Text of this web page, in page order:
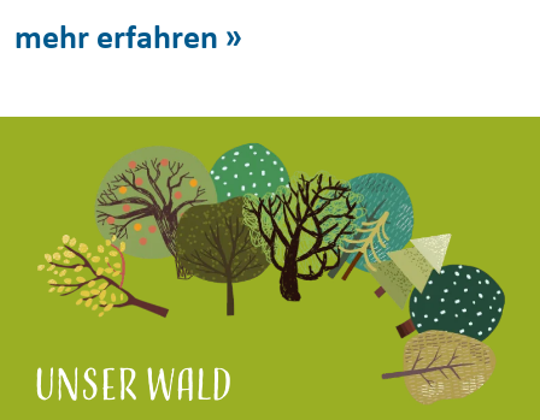
mehr erfahren
Unser Wald